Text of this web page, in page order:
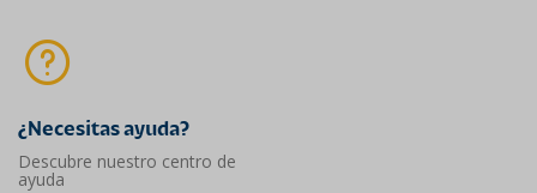
¿Necesitas ayuda?​
Descubre nuestro centro de
ayuda